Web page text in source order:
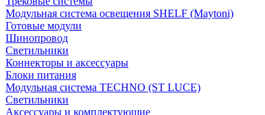
Модульная система освещения SHELF (Maytoni)
Готовые модули
Шинопровод
Светильники
Коннекторы и аксессуары
Блоки питания
Модульная система TECHNO (ST LUCE)
Светильники
Аксессуары и комплектующие